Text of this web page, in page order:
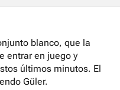
blanco, que la
entrar en juego y
últimos minutos. El
Güler.